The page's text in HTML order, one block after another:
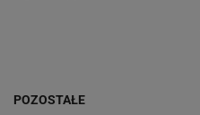
POZOSTAŁE